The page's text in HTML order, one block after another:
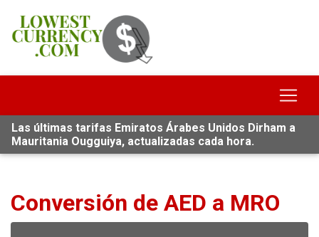
Las últimas tarifas Emiratos Árabes Unidos Dirham a
Mauritania Ougguiya, actualizadas cada hora.
Conversión de AED a MRO